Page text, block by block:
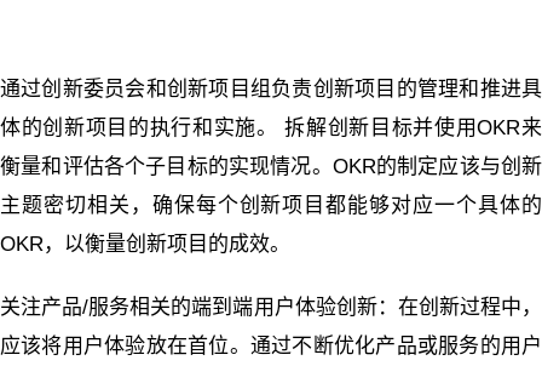
通过创新委员会和创新项目组负责创新项目的管理和推进具
体的创新项目的执行和实施。 拆解创新目标并使用OKR来
衡量和评估各个子目标的实现情况。OKR的制定应该与创新
主题密切相关，确保每个创新项目都能够对应一个具体的
OKR，以衡量创新项目的成效。
关注产品/服务相关的端到端用户体验创新：在创新过程中，
应该将用户体验放在首位。通过不断优化产品或服务的用户